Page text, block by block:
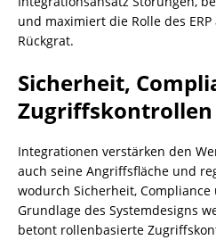
und maximiert die Rolle des
Rückgrat.
Sicherheit,
Zugriffskontrollen
Integrationen verstärken den
auch seine Angriffsfläche und
wodurch Sicherheit,
Grundlage des Systemdesigns
betont rollenbasierte